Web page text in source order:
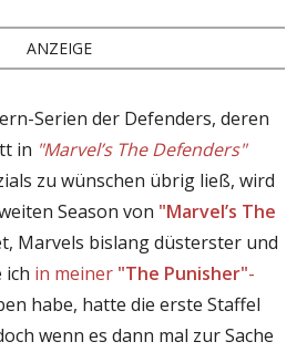
ANZEIGE
Serien der Defenders, deren
in "Marvel’s The Defenders"
zu wünschen übrig ließ, wird
Season von "Marvel’s The
Marvels bislang düsterster und
ich in meiner "The Punisher"-
habe, hatte die erste Staffel
wenn es dann mal zur Sache